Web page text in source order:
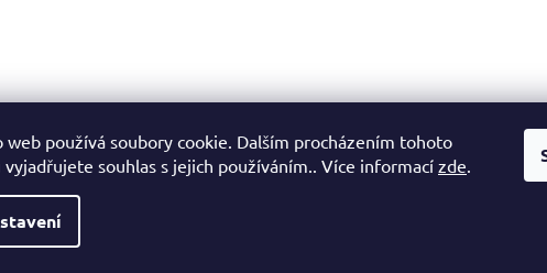
web používá soubory cookie. Dalším procházením tohoto
vyjadřujete souhlas s jejich používáním.. Více informací zde.
v